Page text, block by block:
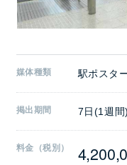
媒体種類 駅ポスタ
掲出期間 7日(1週間)
料金（税別）